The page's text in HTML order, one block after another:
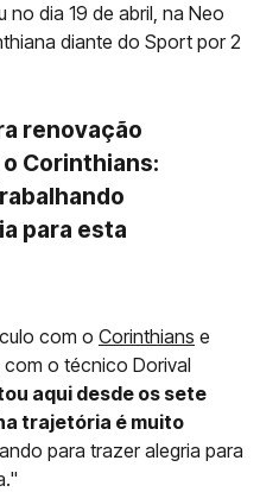
no dia 19 de abril, na Neo
diante do Sport por 2
renovação
Corinthians:
para esta
com o Corinthians e
o técnico Dorival
aqui desde os sete
trajetória é muito
para trazer alegria para